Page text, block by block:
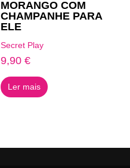
MORANGO COM
CHAMPANHE PARA
ELE
Secret Play
9,90€
Ler mais